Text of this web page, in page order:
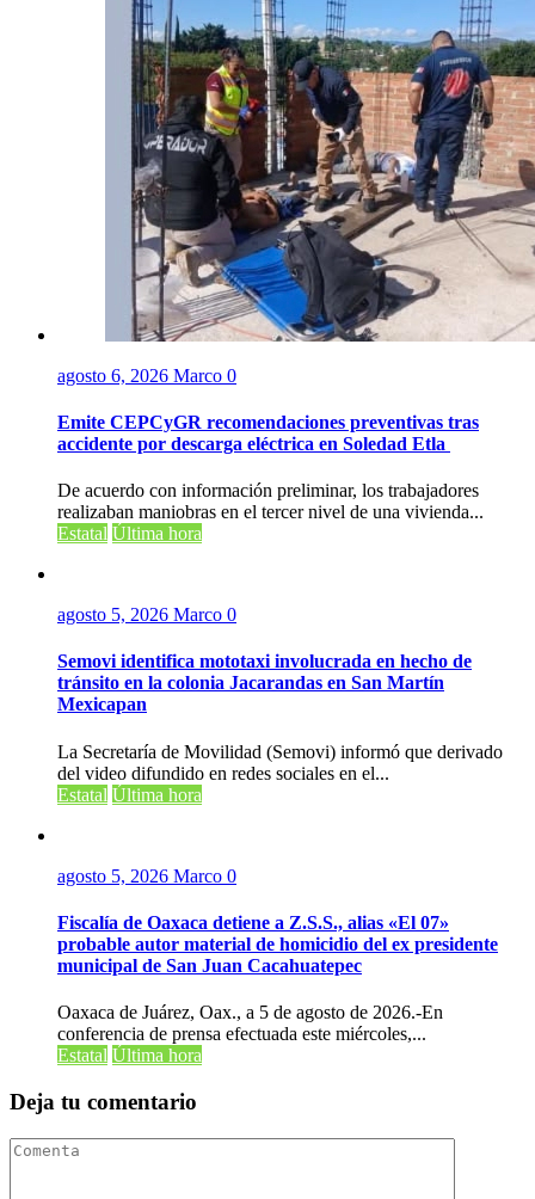
agosto 6, 2026 Marco 0
Emite CEPCyGR recomendaciones preventivas tras
accidente por descarga eléctrica en Soledad Etla
De acuerdo con información preliminar, los trabajadores
realizaban maniobras en el tercer nivel de una vivienda...
Estatal Última hora
agosto 5, 2026 Marco 0
Semovi identifica mototaxi involucrada en hecho de
tránsito en la colonia Jacarandas en San Martín
Mexicapan
La Secretaría de Movilidad (Semovi) informó que derivado
del video difundido en redes sociales en el...
Estatal Última hora
agosto 5, 2026 Marco 0
Fiscalía de Oaxaca detiene a Z.S.S., alias «El 07»
probable autor material de homicidio del ex presidente
municipal de San Juan Cacahuatepec
Oaxaca de Juárez, Oax., a 5 de agosto de 2026.-En
conferencia de prensa efectuada este miércoles,...
Estatal Última hora
Deja tu comentario